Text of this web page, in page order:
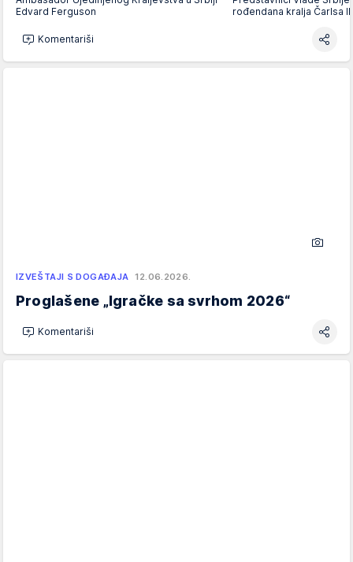
Edvard Ferguson
rođendana kralja Čarlsa
Komentariši
IZVEŠTAJI S DOGAĐAJA 12.06.2026.
Proglašene „Igračke sa svrhom 2026“
Komentariši